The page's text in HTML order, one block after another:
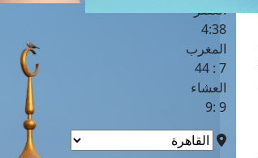
العصر
4:38
المغرب
7 : 44
العشاء
9 :9